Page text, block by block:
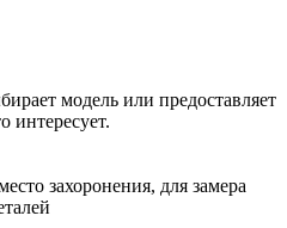
модель или предоставляет
интересует.
захоронения, для замера